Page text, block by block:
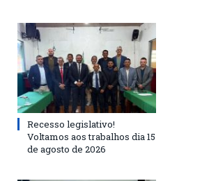
Recesso legislativo!
Voltamos aos trabalhos dia 15
de agosto de 2026